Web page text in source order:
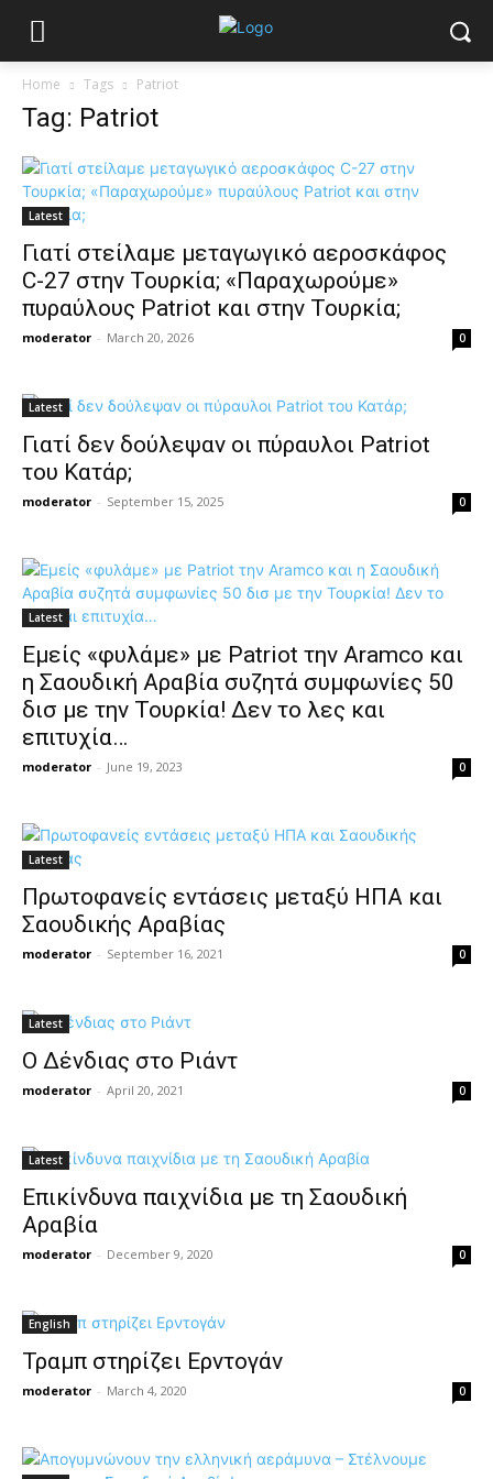
Home Tags Patriot
Tag: Patriot
Latest
Γιατί στείλαμε μεταγωγικό αεροσκάφος
C-27 στην Τουρκία; «Παραχωρούμε»
πυραύλους Patriot και στην Τουρκία;
moderator - March 20, 2026 0
Latest
Γιατί δεν δούλεψαν οι πύραυλοι Patriot
του Κατάρ;
moderator - September 15, 2025 0
Latest
Εμείς «φυλάμε» με Patriot την Aramco και
η Σαουδική Αραβία συζητά συμφωνίες 50
δισ με την Τουρκία! Δεν το λες και
επιτυχία…
moderator - June 19, 2023 0
Latest
Πρωτοφανείς εντάσεις μεταξύ ΗΠΑ και
Σαουδικής Αραβίας
moderator - September 16, 2021 0
Latest
Ο Δένδιας στο Ριάντ
moderator - April 20, 2021 0
Latest
Επικίνδυνα παιχνίδια με τη Σαουδική
Αραβία
moderator - December 9, 2020 0
English
Τραμπ στηρίζει Ερντογάν
moderator - March 4, 2020 0